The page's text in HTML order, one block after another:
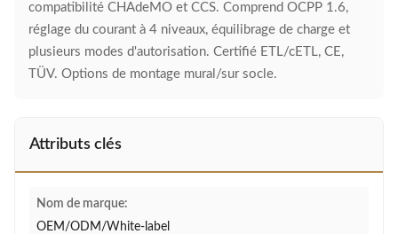
compatibilité CHAdeMO et CCS. Comprend OCPP 1.6,
réglage du courant à 4 niveaux, équilibrage de charge et
plusieurs modes d'autorisation. Certifié ETL/cETL, CE,
TÜV. Options de montage mural/sur socle.
Attributs clés
Nom de marque:
OEM/ODM/White-label